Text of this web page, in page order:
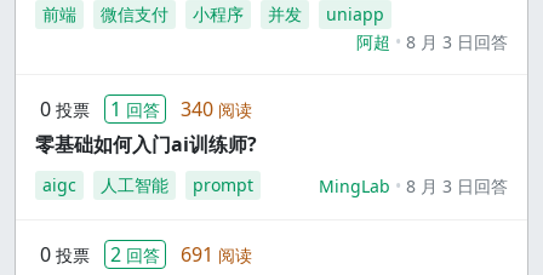
前端 微信支付 小程序 并发
uniapp
阿超
8 月 3 日回答
0 投票 1 回答 340 阅读
零基础如何入门ai训练师?
aigc 人工智能 prompt MingLab 8 月 3 日回答
0 投票 2 回答 691 阅读